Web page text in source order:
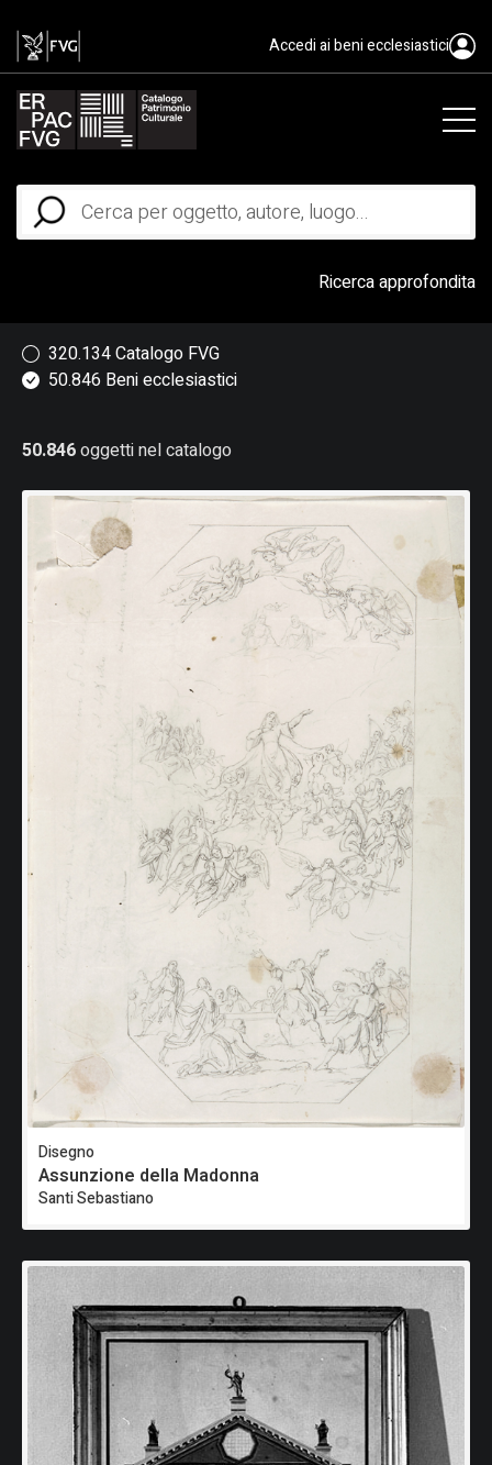
Accedi ai beni ecclesiastici
Ricerca approfondita
320.134 Catalogo FVG
50.846 Beni ecclesiastici
50.846oggetti nel catalogo
Disegno
Assunzione della Madonna
Santi Sebastiano